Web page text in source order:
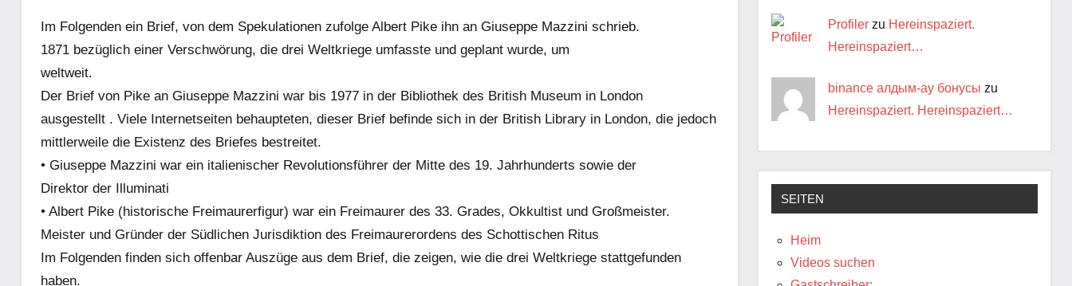
Im Folgenden ein Brief, von dem Spekulationen zufolge Albert Pike ihn an Giuseppe Mazzini schrieb.
1871 bezüglich einer Verschwörung, die drei Weltkriege umfasste und geplant wurde, um
weltweit.
Der Brief von Pike an Giuseppe Mazzini war bis 1977 in der Bibliothek des British Museum in London
ausgestellt . Viele Internetseiten behaupteten, dieser Brief befinde sich in der British Library in London, die jedoch
mittlerweile die Existenz des Briefes bestreitet.
• Giuseppe Mazzini war ein italienischer Revolutionsführer der Mitte des 19. Jahrhunderts sowie der
Direktor der Illuminati
• Albert Pike (historische Freimaurerfigur) war ein Freimaurer des 33. Grades, Okkultist und Großmeister.
Meister und Gründer der Südlichen Jurisdiktion des Freimaurerordens des Schottischen Ritus
Im Folgenden finden sich offenbar Auszüge aus dem Brief, die zeigen, wie die drei Weltkriege stattgefunden
haben.
Profiler zu Hereinspaziert.
Hereinspaziert…
binance алдым-ау бонусы zu
Hereinspaziert. Hereinspaziert…
SEITEN
Heim
Videos suchen